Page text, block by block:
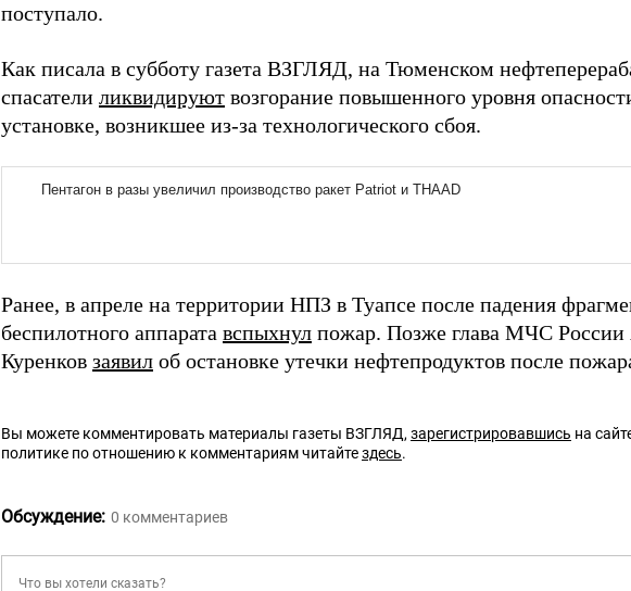
поступало.
Как писала в субботу газета ВЗГЛЯД, на Тюменском
спасатели ликвидируют возгорание повышенного уровня
установке, возникшее из-за технологического сбоя.
Ранее, в апреле на территории НПЗ в Туапсе после падения
беспилотного аппарата вспыхнул пожар. Позже глава МЧС России
Куренков заявил об остановке утечки нефтепродуктов после
Вы можете комментировать материалы газеты ВЗГЛЯД, зарегистрировавшись на
политике по отношению к комментариям читайтездесь.
Обсуждение: 0 комментариев